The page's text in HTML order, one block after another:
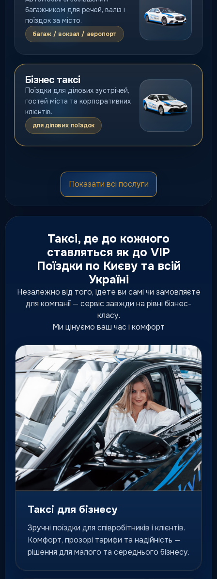
багажником для речей, валіз і
поїздок за місто.
багаж / вокзал / аеропорт
Бізнес таксі
Поїздки для ділових зустрічей,
гостей міста та корпоративних
клієнтів.
для ділових поїздок
Мікроавтобуси
Комфортні мінівени для груп,
сімей, трансферів та подій.
Преміум таксі
Підвищений рівень сервісу,
статусна подача та комфортні
ділові маршрути.
підвищений рівень сервісу
Люкс таксі
Флагманський клас для
особливих подій, гостей і
персональних поїздок.
для особливих маршрутів
Міжміське таксі
Поїздки до інших міст за
фіксованим маршрутом і
зрозумілою логікою сервісу.
Попереднє замовлення
Подача авто на конкретний
та подій.
Показати всі послуги
Таксі, де до кожного
ставляться як до VIP
Поїздки по Києву та всій
Україні
Незалежно від того, їдете ви самі чи замовляєте
для компанії — сервіс завжди на рівні бізнес-
класу.
Ми цінуємо ваш час і комфорт
Таксі для бізнесу
Зручні поїздки для співробітників і клієнтів.
Комфорт, прозорі тарифи та надійність —
рішення для малого та середнього бізнесу.